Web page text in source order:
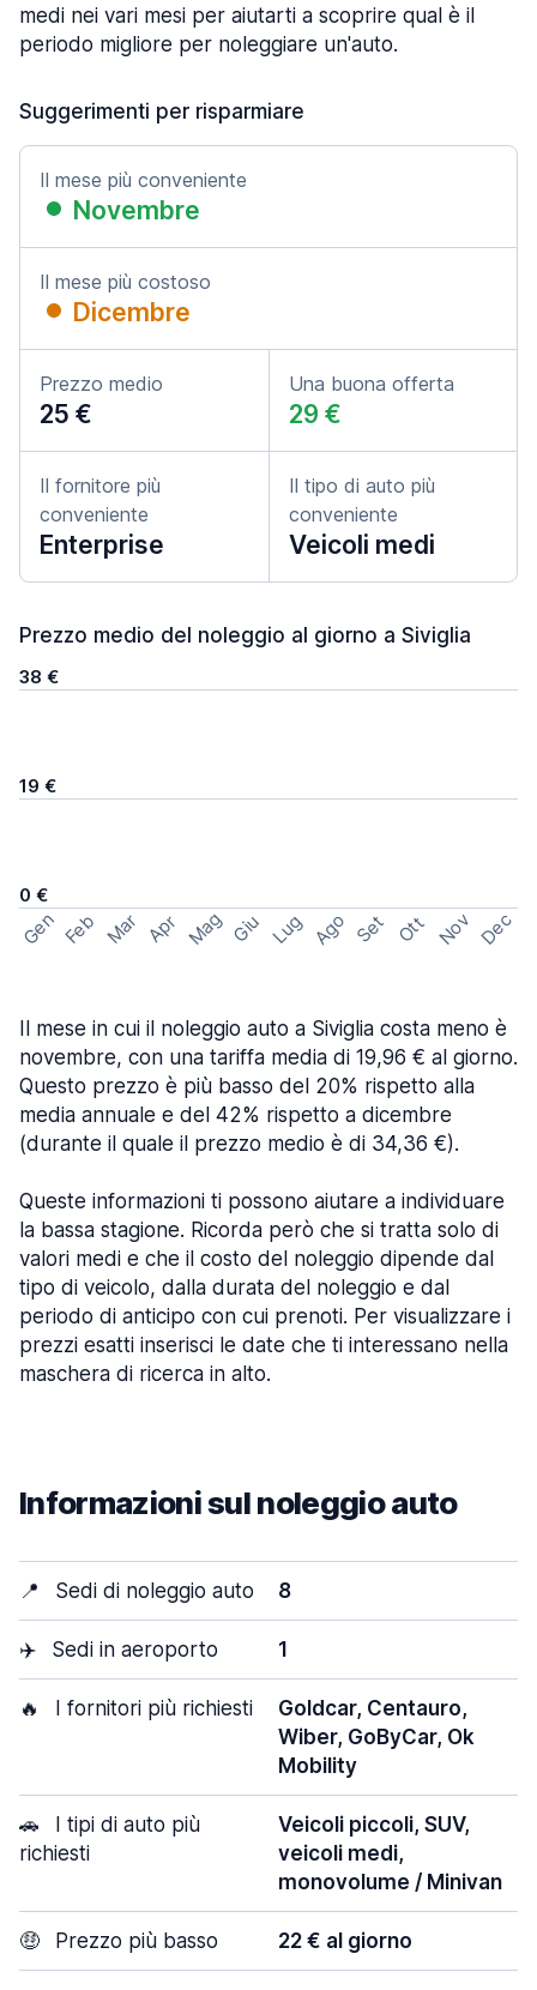
medi nei vari mesi per aiutarti a scoprire qual è il
periodo migliore per noleggiare un'auto.
Suggerimenti per risparmiare
Il mese più conveniente
Novembre
Il mese più costoso
Dicembre
Prezzo medio
25 €
Una buona offerta
29 €
Il fornitore più
conveniente
Enterprise
Il tipo di auto più
conveniente
Veicoli medi
Prezzo medio del noleggio al giorno a Siviglia
38 €
19 €
0 €
Gen Feb Mar Apr Mag Giu Lug Ago Set Ott Nov Dec
Il mese in cui il noleggio auto a Siviglia costa meno è
novembre, con una tariffa media di 19,96 € al giorno.
Questo prezzo è più basso del 20% rispetto alla
media annuale e del 42% rispetto a dicembre
(durante il quale il prezzo medio è di 34,36 €).
Queste informazioni ti possono aiutare a individuare
la bassa stagione. Ricorda però che si tratta solo di
valori medi e che il costo del noleggio dipende dal
tipo di veicolo, dalla durata del noleggio e dal
periodo di anticipo con cui prenoti. Per visualizzare i
prezzi esatti inserisci le date che ti interessano nella
maschera di ricerca in alto.
Informazioni sul noleggio auto
📍 Sedi di noleggio auto 8
✈️ Sedi in aeroporto 1
🔥 I fornitori più richiesti
Goldcar, Centauro,
Wiber, GoByCar, Ok
Mobility
🚗
I tipi di auto più
richiesti
Veicoli piccoli, SUV,
veicoli medi,
monovolume / Minivan
🤑 Prezzo più basso 22 € al giorno